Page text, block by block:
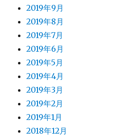
2019年9月
2019年8月
2019年7月
2019年6月
2019年5月
2019年4月
2019年3月
2019年2月
2019年1月
2018年12月